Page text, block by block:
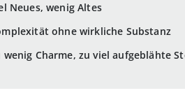
Neues, wenig Altes
ohne wirkliche Substanz
wenig Charme, zu viel aufgeblähte